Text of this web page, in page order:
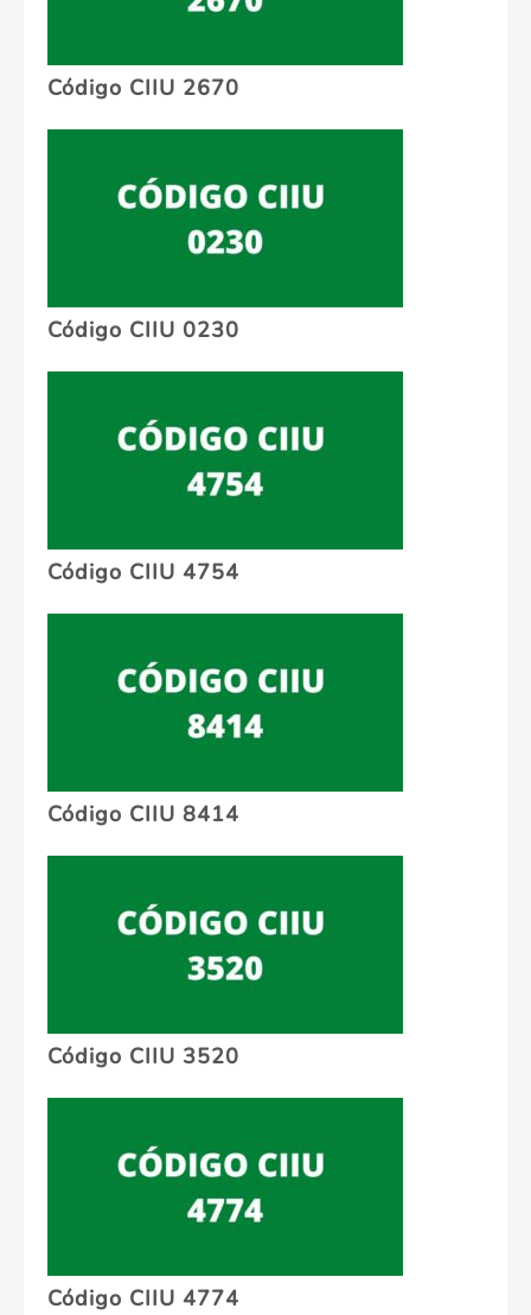
Código CIIU 2670
Código CIIU 0230
Código CIIU 4754
Código CIIU 8414
Código CIIU 3520
Código CIIU 4774